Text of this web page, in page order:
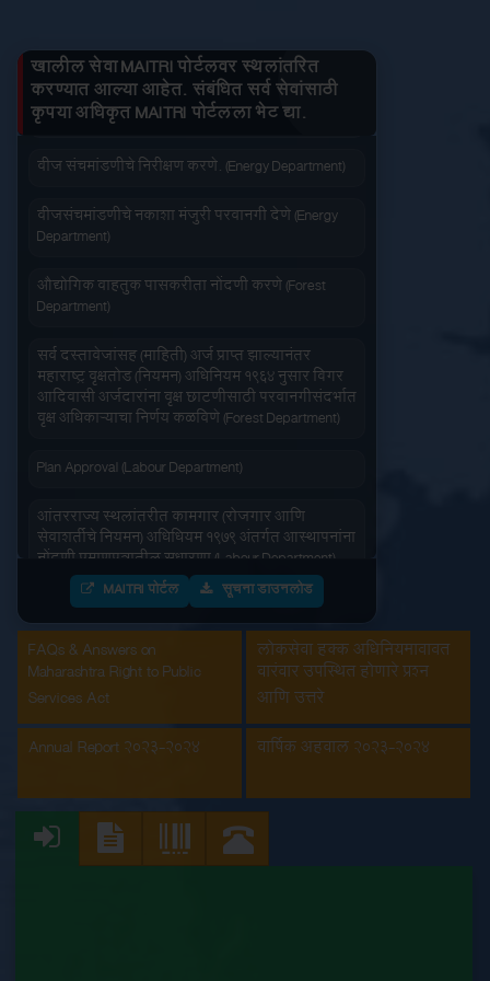
जलद सेवा सेवा आपल्या दारात
सहज पोहोच
वापरण्यास सोपे
खालील सेवा MAITRI पोर्टलवर स्थलांतरित
करण्यात आल्या आहेत. संबंधित सर्व सेवांसाठी
कृपया अधिकृत MAITRI पोर्टलला भेट द्या.
Department)
जनित्र संचमांडणीची नोंदणी. (Energy Department)
वीज संचमांडणीचे निरीक्षण करणे. (Energy Department)
वीजसंचमांडणीचे नकाशा मंजुरी परवानगी देणे (Energy
Department)
औद्योगिक वाहतुक पासकरीता नोंदणी करणे (Forest
Department)
सर्व दस्तावेजांसह (माहिती) अर्ज प्राप्त झाल्यानंतर
महाराष्ट्र वृक्षतोड (नियमन) अधिनियम १९६४ नुसार बिगर
आदिवासी अर्जदारांना वृक्ष छाटणीसाठी परवानगीसंदर्भात
वृक्ष अधिकाऱ्याचा निर्णय कळविणे (Forest Department)
Plan Approval (Labour Department)
आंतरराज्य स्थलांतरीत कामगार (रोजगार आणि
सेवाशर्तीचे नियमन) अधिधियम १९७९ अंतर्गत आस्थापनांना
नोंदणी प्रमाणपत्रातील सुधारणा (Labour Department)
आंतरराज्य स्थलांतरीत कामगार (रोजगार आणि
सेवाशर्तीचे नियमन) अधिधियम १९७९ अंतर्गतआस्थापनांना
नोंदणी प्रमाणपत्र (Labour Department)
इमारत आणि इतर बांधकाम मजूर आस्थापनांची नोंदणी
(Labour Department)
कंत्राटी कामगार (नियमन व निर्मुलन) अधिनियम, 1970
(Labour Department)
कंत्राटी कामगार अनुज्ञप्ती (Labour Department)
MAITRI पोर्टल सूचना डाउनलोड
FAQs & Answers on
Maharashtra Right to Public
Services Act
लोकसेवा हक्क अधिनियमाबाबत
वारंवार उपस्थित होणारे प्रश्न
आणि उत्तरे
Annual Report 2023-2024
वार्षिक अहवाल 2023-2024